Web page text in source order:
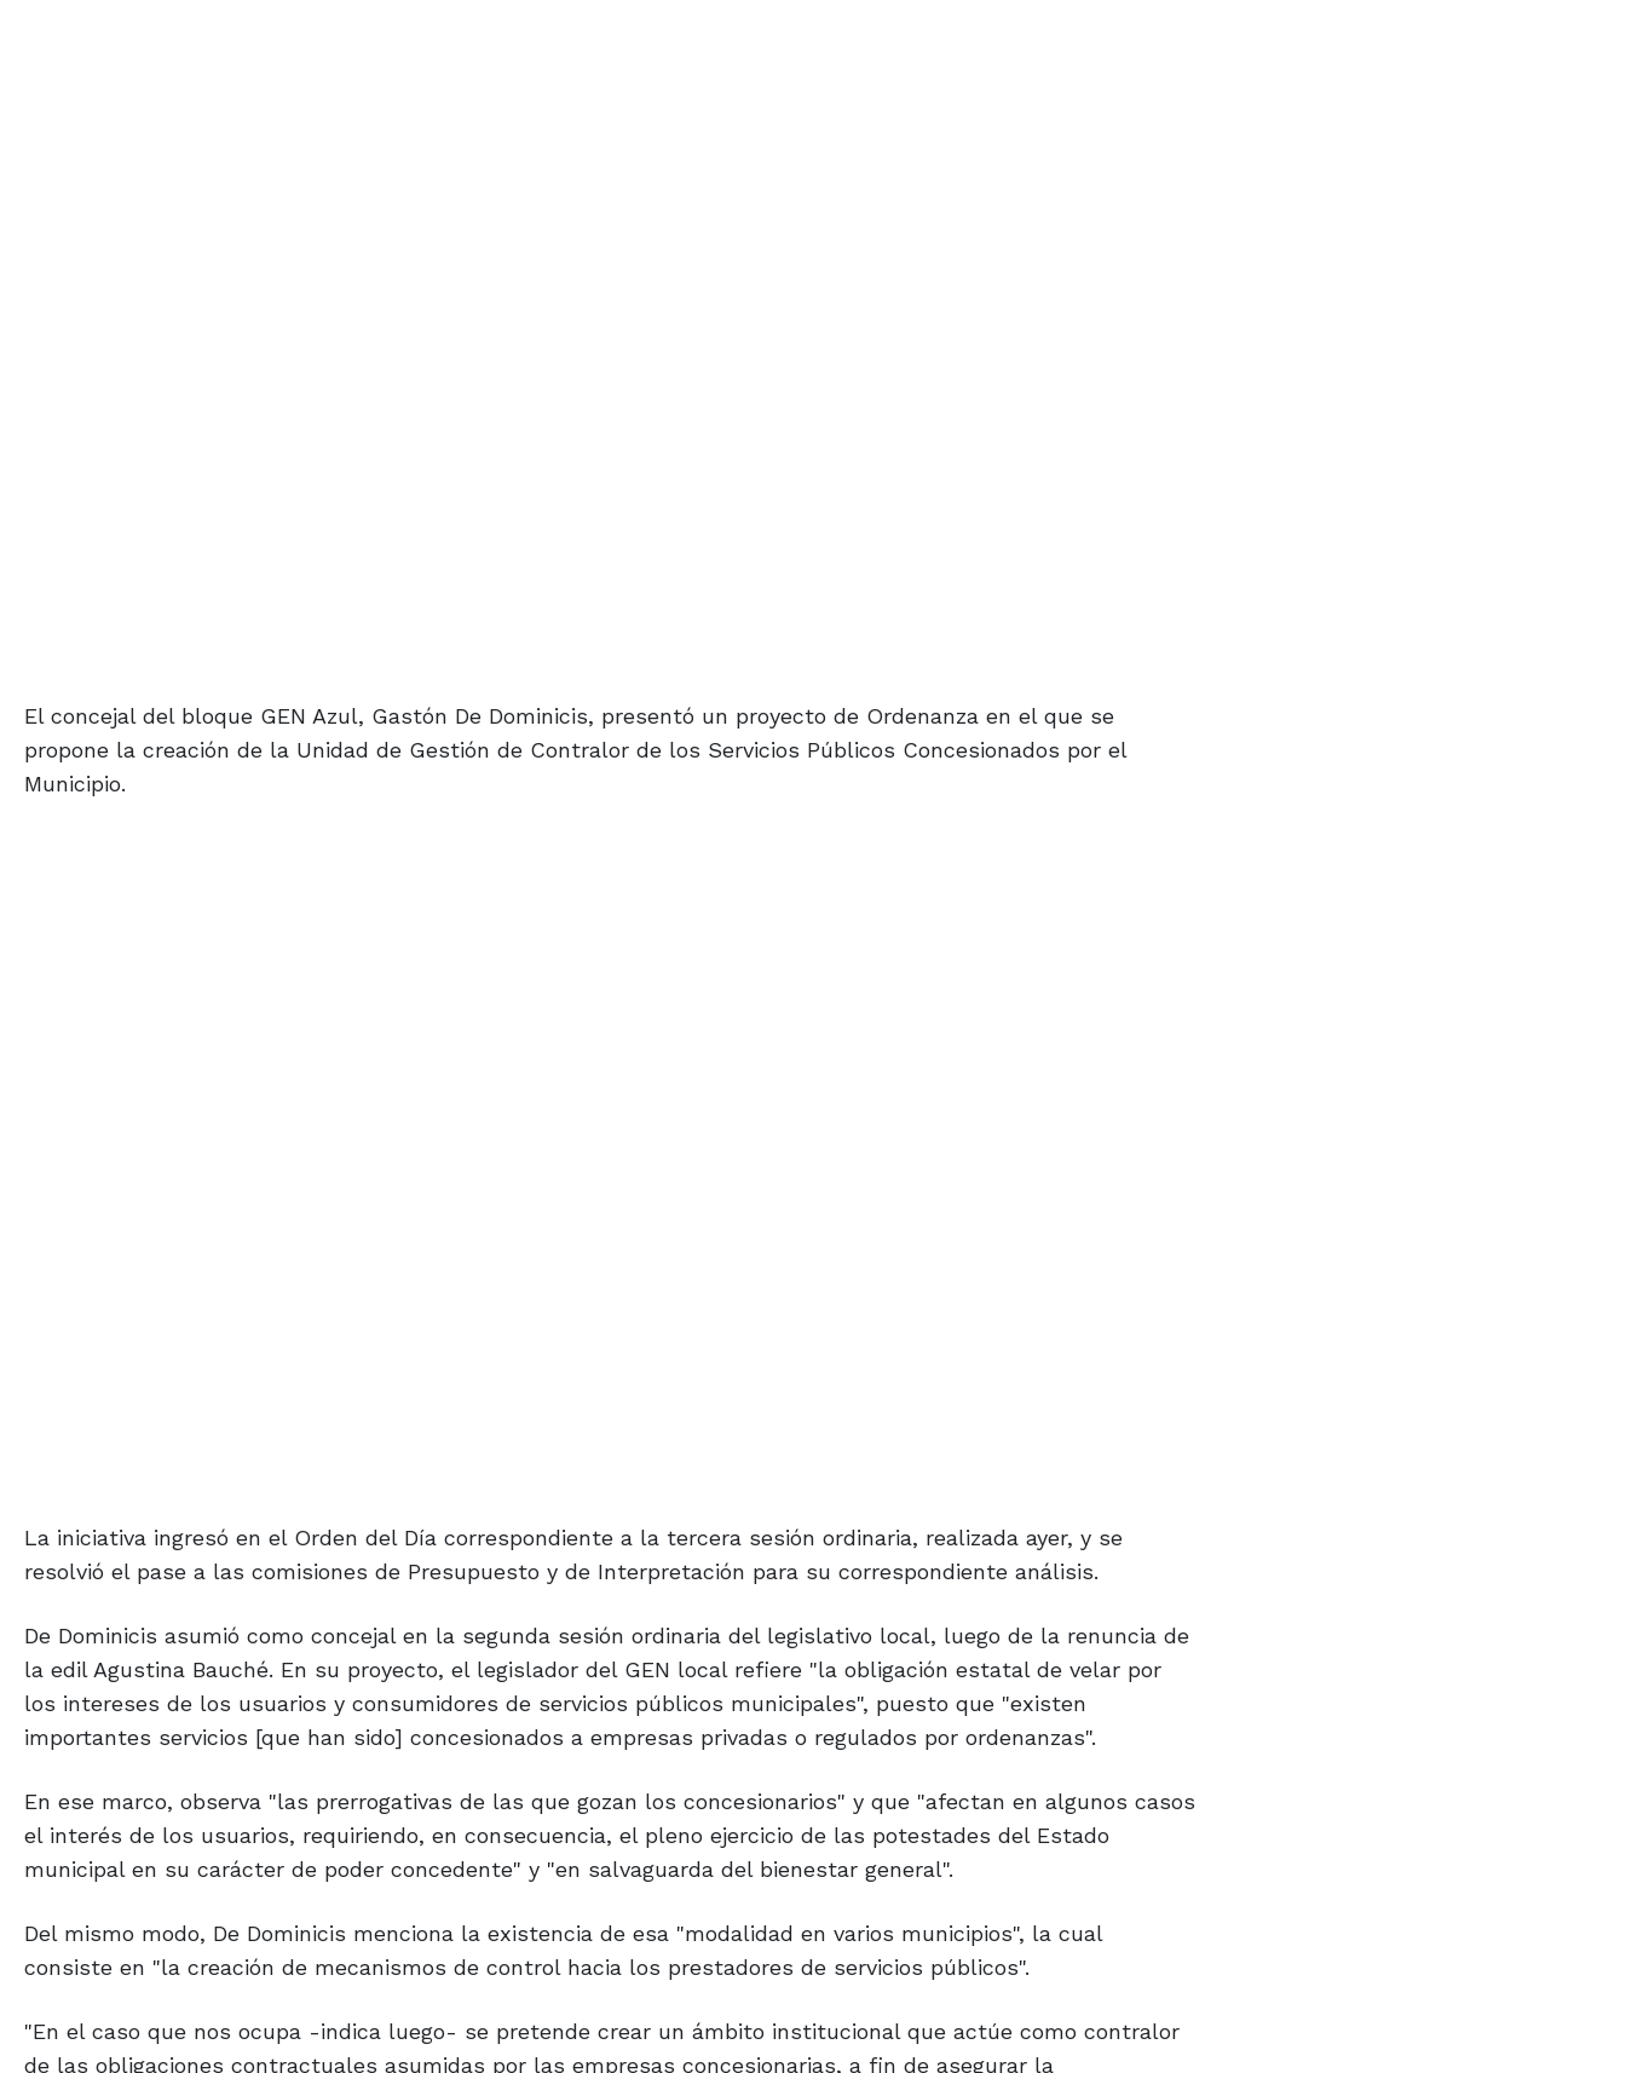
El concejal del bloque GEN Azul, Gastón De Dominicis, presentó un proyecto de Ordenanza en el que se
propone la creación de la Unidad de Gestión de Contralor de los Servicios Públicos Concesionados por el
Municipio.
La iniciativa ingresó en el Orden del Día correspondiente a la tercera sesión ordinaria, realizada ayer, y se
resolvió el pase a las comisiones de Presupuesto y de Interpretación para su correspondiente análisis.
De Dominicis asumió como concejal en la segunda sesión ordinaria del legislativo local, luego de la renuncia de
la edil Agustina Bauché. En su proyecto, el legislador del GEN local refiere "la obligación estatal de velar por
los intereses de los usuarios y consumidores de servicios públicos municipales", puesto que "existen
importantes servicios [que han sido] concesionados a empresas privadas o regulados por ordenanzas".
En ese marco, observa "las prerrogativas de las que gozan los concesionarios" y que "afectan en algunos casos
el interés de los usuarios, requiriendo, en consecuencia, el pleno ejercicio de las potestades del Estado
municipal en su carácter de poder concedente" y "en salvaguarda del bienestar general".
Del mismo modo, De Dominicis menciona la existencia de esa "modalidad en varios municipios", la cual
consiste en "la creación de mecanismos de control hacia los prestadores de servicios públicos".
"En el caso que nos ocupa -indica luego- se pretende crear un ámbito institucional que actúe como contralor
de las obligaciones contractuales asumidas por las empresas concesionarias, a fin de asegurar la